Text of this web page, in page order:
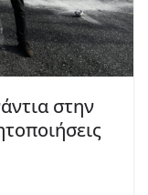
στην